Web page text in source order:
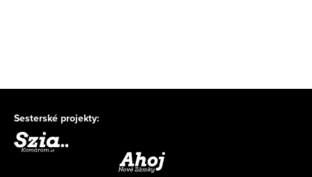
Sesterské projekty: